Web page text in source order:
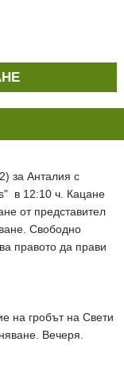
за Анталия с
в 12:10 ч. Кацане
от представител
Свободно
правото да прави
на гробът на Свети
Вечеря.